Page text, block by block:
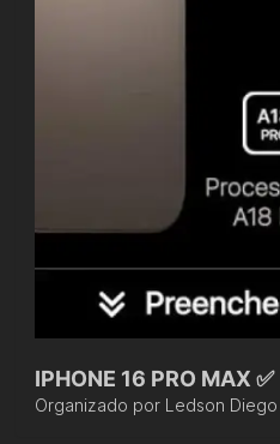
IPHONE 16 PRO MAX ✅
Organizado por Ledson